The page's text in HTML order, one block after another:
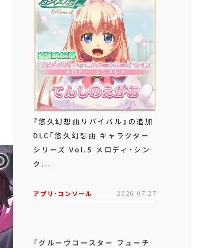
『悠久幻想曲リバイバル』の追加
DLC「悠久幻想曲 キャラクター
シリーズ Vol.5 メロディ・シン
ク...
アプリ･コンソール 2026.07.27
『グルーヴコースター フューチ